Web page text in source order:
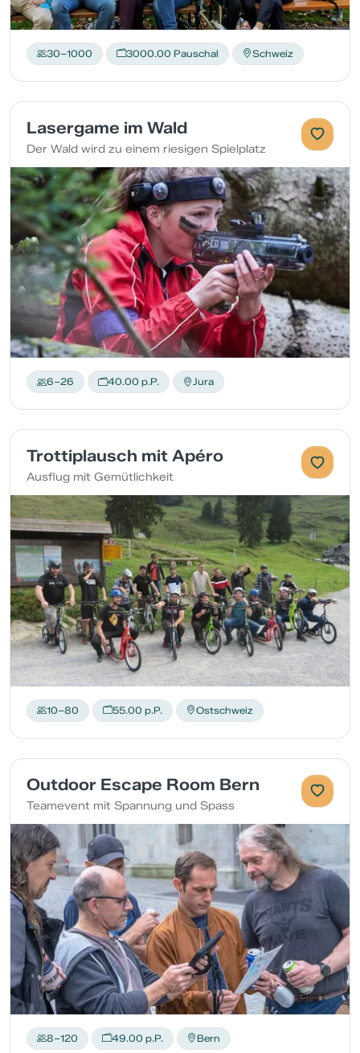
30–1000 3000.00 Pauschal Schweiz
Lasergame im Wald
Der Wald wird zu einem riesigen Spielplatz
6–26 40.00 p.P. Jura
Trottiplausch mit Apéro
Ausflug mit Gemütlichkeit
10–80 55.00 p.P. Ostschweiz
Outdoor Escape Room Bern
Teamevent mit Spannung und Spass
8–120 49.00 p.P. Bern